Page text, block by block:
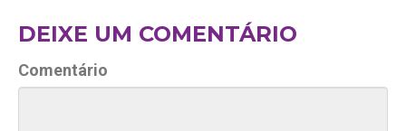
DEIXE UM COMENTÁRIO
Comentário